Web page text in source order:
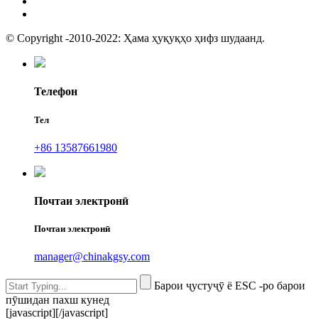
© Copyright -2010-2022: Ҳама ҳуқуқҳо ҳифз шудаанд.
Телефон
Тел
+86 13587661980
Почтаи электронӣ
Почтаи электронӣ
manager@chinakgsy.com
Барои ҷустуҷӯ ё ESC -ро барои
пӯшидан пахш кунед
[javascript][/javascript]